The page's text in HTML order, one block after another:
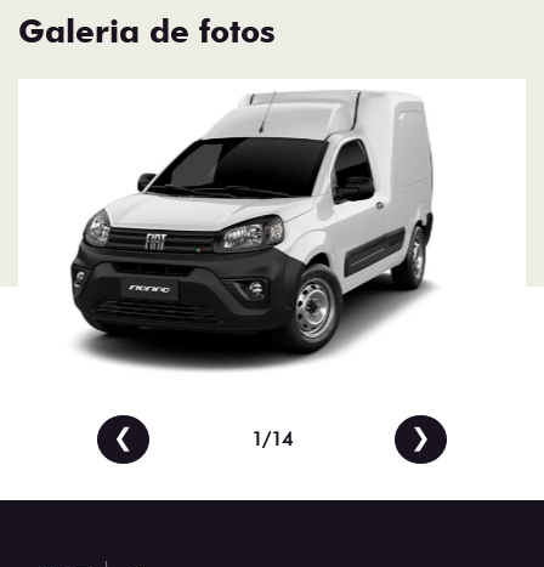
Galeria de fotos
❮ 1/14 ❯